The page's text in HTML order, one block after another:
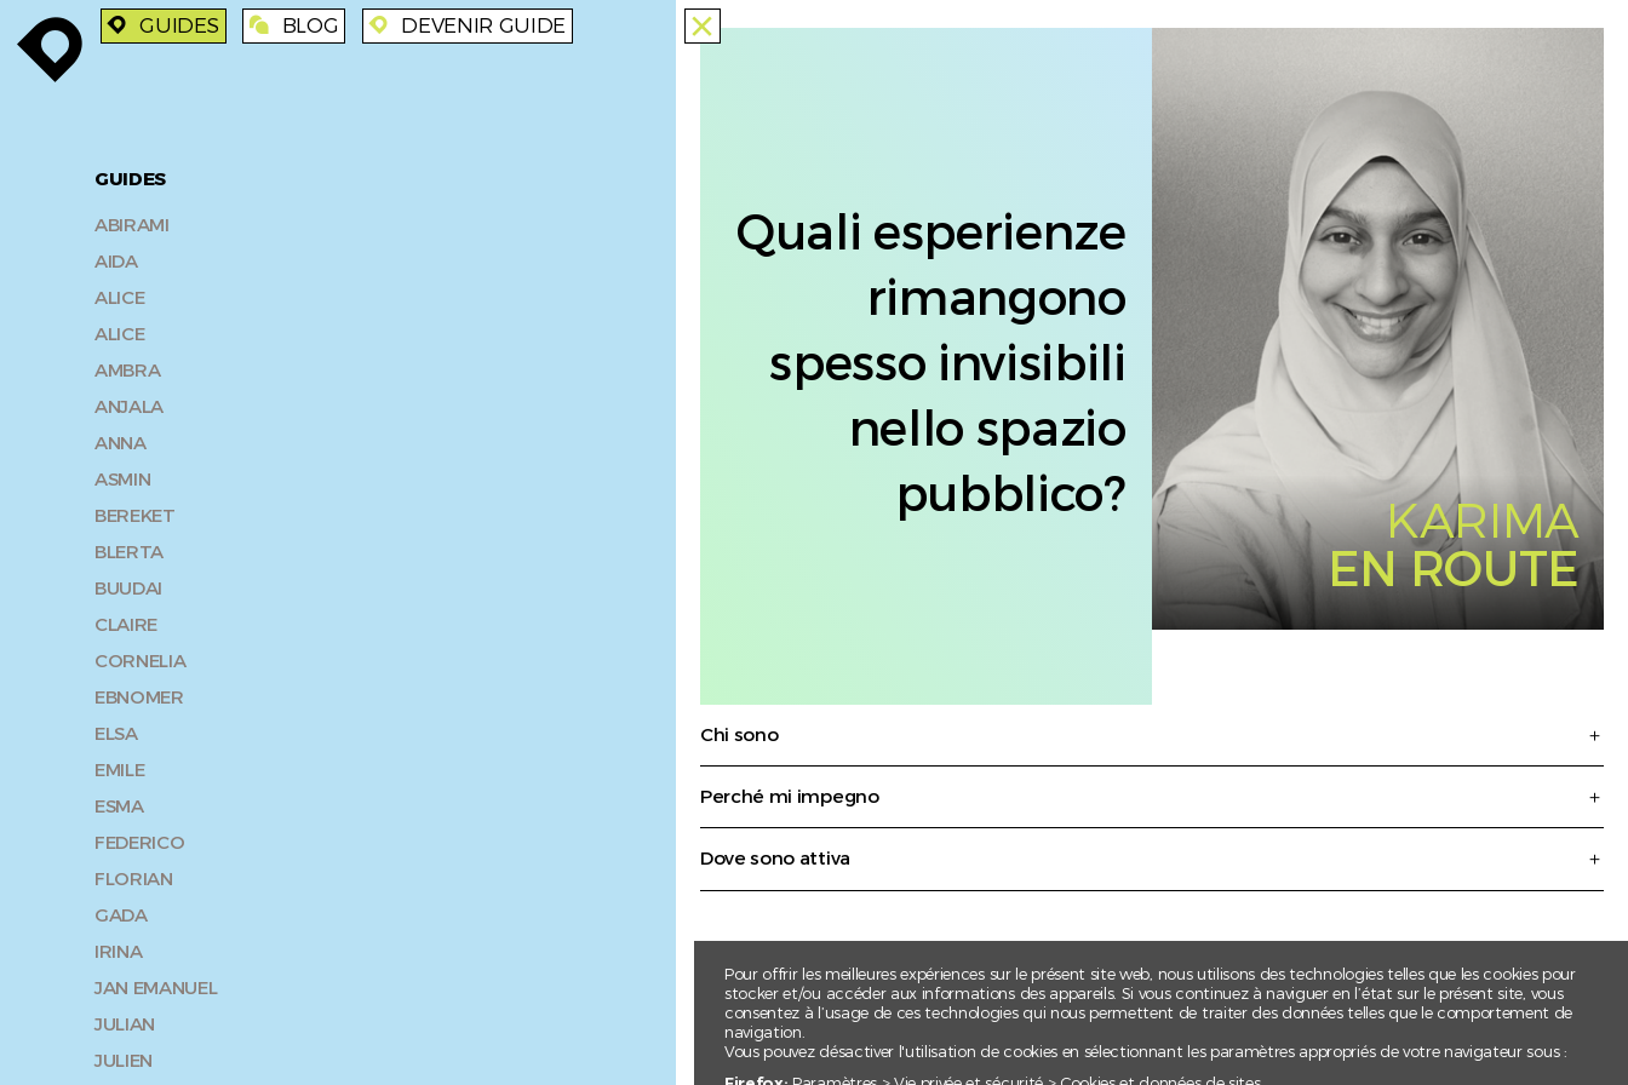
enroute enroute GUIDES blog BLOG enroute DEVENIR GUIDE
GUIDES
ABIRAMI
AIDA
ALICE
ALICE
AMBRA
ANJALA
ANNA
ASMIN
BEREKET
BLERTA
BUUDAI
CLAIRE
CORNELIA
EBNOMER
ELSA
EMILE
ESMA
FEDERICO
FLORIAN
GADA
IRINA
JAN EMANUEL
JULIAN
JULIEN
close
Quali esperienze
rimangono
spesso invisibili
nello spazio
pubblico?
KARIMA
EN ROUTE
Chi sono
Perché mi impegno
Dove sono attiva
Pour offrir les meilleures expériences sur le présent site web, nous utilisons des technologies telles que les cookies pour
stocker et/ou accéder aux informations des appareils. Si vous continuez à naviguer en l’état sur le présent site, vous
consentez à l’usage de ces technologies qui nous permettent de traiter des données telles que le comportement de
navigation.
Vous pouvez désactiver l'utilisation de cookies en sélectionnant les paramètres appropriés de votre navigateur sous :